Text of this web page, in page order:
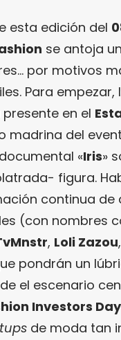
esta edición del
se antoja
por motivos
Para empezar,
en el
madrina del
«Iris»
figura.
continua de
(con nombres
, Loli Zazou,
pondrán un
el escenario
Investors Day
de moda tan